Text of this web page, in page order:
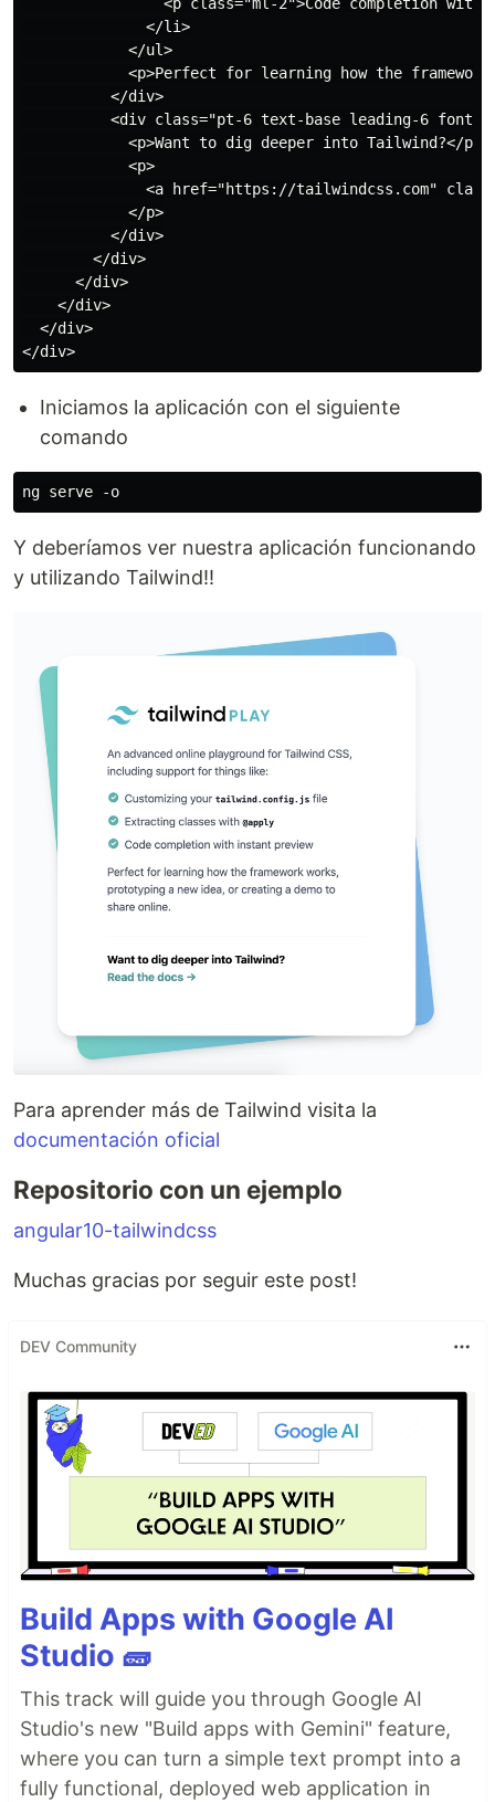
              </li>
            </ul>
<p>Perfect for learning how the
          </div>
<div class="pt-6 text-base leading-6 font-
            <p>Want to dig deeper into Tailwind?</p>
            <p>
<a href="https://tailwindcss.com"
            </p>
          </div>
        </div>
      </div>
    </div>
  </div>
Iniciamos la aplicación con el siguiente
comando
Y deberíamos ver nuestra aplicación funcionando
y utilizando Tailwind!!
Para aprender más de Tailwind visita la
documentación oficial
Repositorio con un ejemplo
angular10-tailwindcss
Muchas gracias por seguir este post!
DEV Community
Build Apps with Google AI
Studio 🧱
This track will guide you through Google AI
Studio's new "Build apps with Gemini" feature,
where you can turn a simple text prompt into a
fully functional, deployed web application in